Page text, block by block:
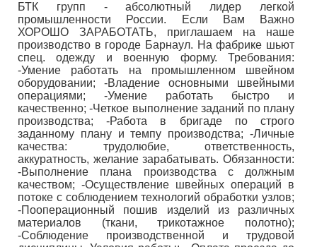
БТК групп - абсолютный лидер легкой
промышленности России. Если Вам Важно
ХОРОШО ЗАРАБОТАТЬ, приглашаем на наше
производство в городе Барнаул. На фабрике шьют
спец. одежду и военную форму. Требования:
-Умение работать на промышленном швейном
оборудовании; -Владение основными швейными
операциями; -Умение работать быстро и
качественно; -Четкое выполнение заданий по плану
производства; -Работа в бригаде по строго
заданному плану и темпу производства; -Личные
качества: трудолюбие, ответственность,
аккуратность, желание зарабатывать. Обязанности:
-Выполнение плана производства с должным
качеством; -Осуществление швейных операций в
потоке с соблюдением технологий обработки узлов;
-Пооперационный пошив изделий из различных
материалов (ткани, трикотажное полотно);
-Соблюдение производственной и трудовой